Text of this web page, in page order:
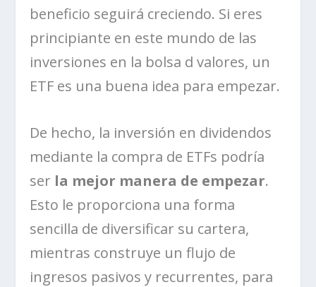
beneficio seguirá creciendo. Si eres
principiante en este mundo de las
inversiones en la bolsa d valores, un
ETF es una buena idea para empezar.
De hecho, la inversión en dividendos
mediante la compra de ETFs podría
ser la mejor manera de empezar.
Esto le proporciona una forma
sencilla de diversificar su cartera,
mientras construye un flujo de
ingresos pasivos y recurrentes, para